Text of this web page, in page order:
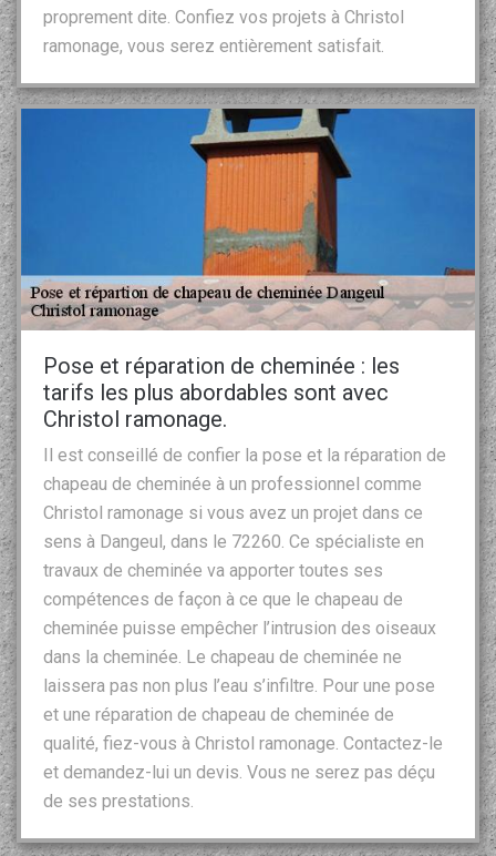
proprement dite. Confiez vos projets à Christol
ramonage, vous serez entièrement satisfait.
Pose et réparation de cheminée : les
tarifs les plus abordables sont avec
Christol ramonage.
Il est conseillé de confier la pose et la réparation de
chapeau de cheminée à un professionnel comme
Christol ramonage si vous avez un projet dans ce
sens à Dangeul, dans le 72260. Ce spécialiste en
travaux de cheminée va apporter toutes ses
compétences de façon à ce que le chapeau de
cheminée puisse empêcher l’intrusion des oiseaux
dans la cheminée. Le chapeau de cheminée ne
laissera pas non plus l’eau s’infiltre. Pour une pose
et une réparation de chapeau de cheminée de
qualité, fiez-vous à Christol ramonage. Contactez-le
et demandez-lui un devis. Vous ne serez pas déçu
de ses prestations.